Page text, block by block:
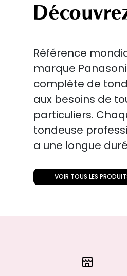
Référence
marque
complète de
aux besoins de
particuliers.
tondeuse
a une longue
VOIR TOUS LES